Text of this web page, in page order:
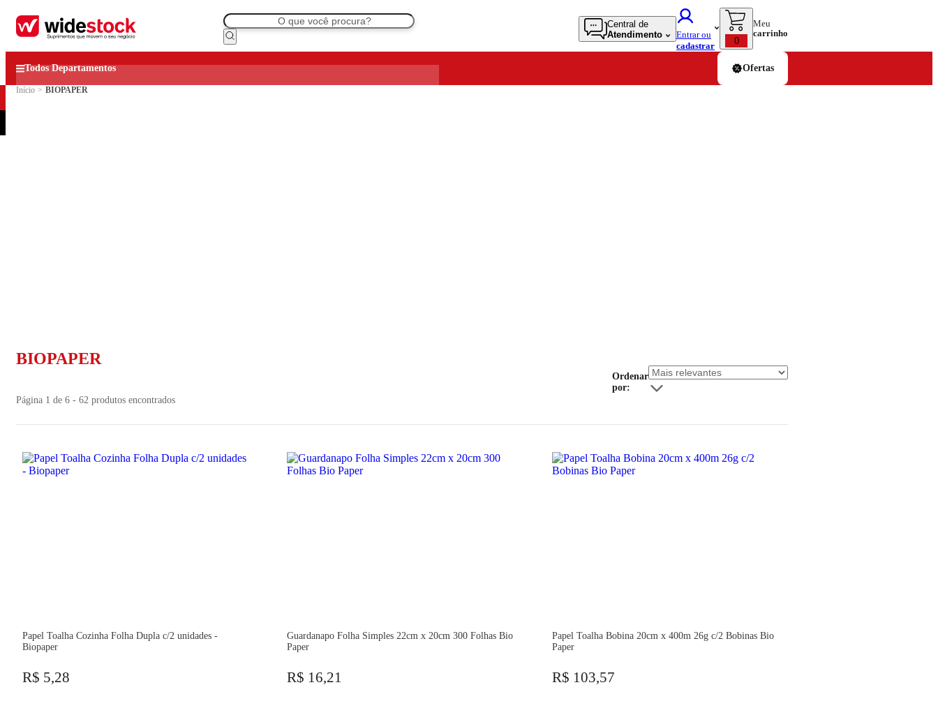
Central de
Atendimento
Entrar ou
cadastrar
0
Meu
carrinho
Todos Departamentos Ofertas
Início > BIOPAPER
BIOPAPER
Página 1 de 6 - 62 produtos encontrados
Ordenar
por:
Papel Toalha Cozinha Folha Dupla c/2 unidades -
Biopaper
R$ 5,28
Guardanapo Folha Simples 22cm x 20cm 300 Folhas Bio
Paper
R$ 16,21
Papel Toalha Bobina 20cm x 400m 26g c/2 Bobinas Bio
Paper
R$ 103,57